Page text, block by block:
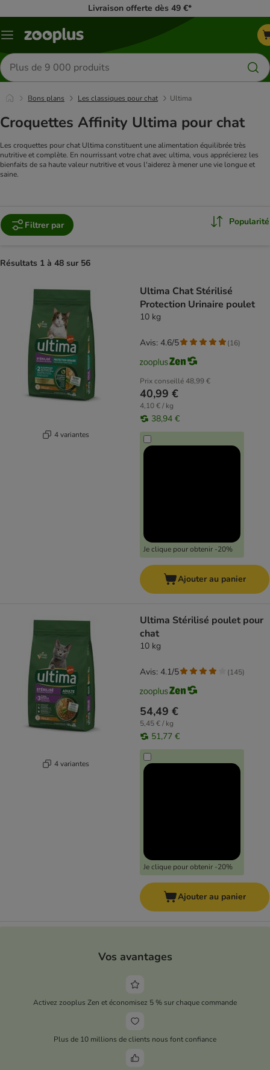
Livraison offerte dès 49 €*
Menu
Rechercher
des
produits
Bons plans Les classiques pour chat Ultima
Croquettes Affinity Ultima pour chat
Les croquettes pour chat Ultima constituent une alimentation équilibrée très
nutritive et complète. En nourrissant votre chat avec ultima, vous apprécierez les
bienfaits de sa haute valeur nutritive et vous l'aiderez à mener une vie longue et
saine.
Filtrer par Popularité
Résultats 1 à 48 sur 56
4 variantes
Ultima Chat Stérilisé
Protection Urinaire poulet
10 kg
Prix conseillé48,99 €
40,99 €
4,10 € / kg
38,94 €
Je clique pour obtenir -20%
Avis: 4.6/5 (16)
Ajouter au panier
4 variantes
Ultima Stérilisé poulet pour
chat
10 kg
54,49 €
5,45 € / kg
51,77 €
Je clique pour obtenir -20%
Avis: 4.1/5 (145)
Ajouter au panier
Vos avantages
Activez zooplus Zen et économisez 5 % sur chaque commande
Plus de 10 millions de clients nous font confiance